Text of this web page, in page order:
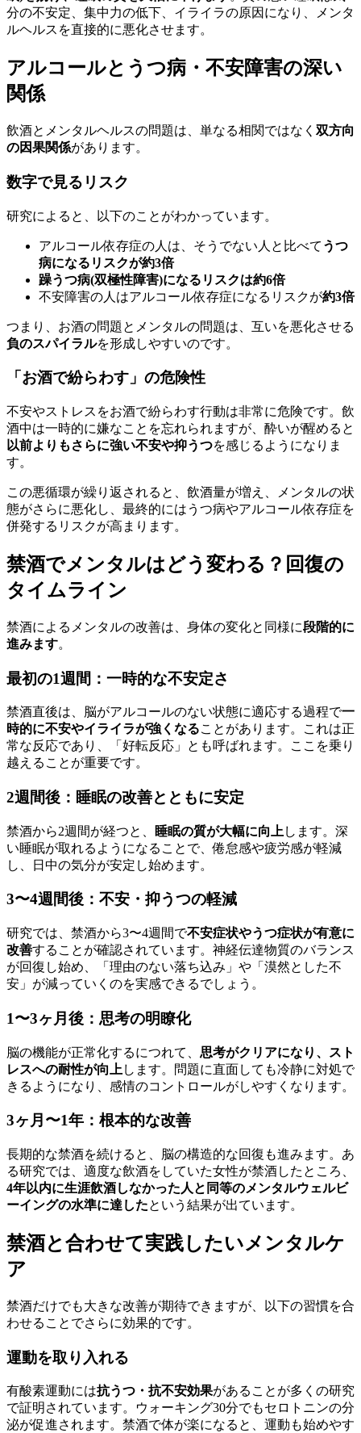
分の不安定、集中力の低下、イライラの原因になり、メンタ
ルヘルスを直接的に悪化させます。
アルコールとうつ病・不安障害の深い
関係
飲酒とメンタルヘルスの問題は、単なる相関ではなく 双方向
の因果関係があります。
数字で見るリスク
研究によると、以下のことがわかっています。
アルコール依存症の人は、そうでない人と比べて うつ
病になるリスクが約3倍
躁うつ病(双極性障害)になるリスクは約6倍
不安障害の人はアルコール依存症になるリスクが約3倍
つまり、お酒の問題とメンタルの問題は、互いを悪化させる
負のスパイラルを形成しやすいのです。
「お酒で紛らわす」の危険性
不安やストレスをお酒で紛らわす行動は非常に危険です。飲
酒中は一時的に嫌なことを忘れられますが、酔いが醒めると
以前よりもさらに強い不安や抑うつを感じるようになりま
す。
この悪循環が繰り返されると、飲酒量が増え、メンタルの状
態がさらに悪化し、最終的にはうつ病やアルコール依存症を
併発するリスクが高まります。
禁酒でメンタルはどう変わる？回復の
タイムライン
禁酒によるメンタルの改善は、身体の変化と同様に段階的に
進みます。
最初の1週間：一時的な不安定さ
禁酒直後は、脳がアルコールのない状態に適応する過程で一
時的に不安やイライラが強くなることがあります。これは正
常な反応であり、「好転反応」とも呼ばれます。ここを乗り
越えることが重要です。
2週間後：睡眠の改善とともに安定
禁酒から2週間が経つと、 睡眠の質が大幅に向上 します。深
い睡眠が取れるようになることで、倦怠感や疲労感が軽減
し、日中の気分が安定し始めます。
3〜4週間後：不安・抑うつの軽減
研究では、禁酒から3〜4週間で不安症状やうつ症状が有意に
改善することが確認されています。神経伝達物質のバランス
が回復し始め、「理由のない落ち込み」や「漠然とした不
安」が減っていくのを実感できるでしょう。
1〜3ヶ月後：思考の明瞭化
脳の機能が正常化するにつれて、 思考がクリアになり、スト
レスへの耐性が向上 します。問題に直面しても冷静に対処で
きるようになり、感情のコントロールがしやすくなります。
3ヶ月〜1年：根本的な改善
長期的な禁酒を続けると、脳の構造的な回復も進みます。あ
る研究では、適度な飲酒をしていた女性が禁酒したところ、
4年以内に生涯飲酒しなかった人と同等のメンタルウェルビ
ーイングの水準に達したという結果が出ています。
禁酒と合わせて実践したいメンタルケ
ア
禁酒だけでも大きな改善が期待できますが、以下の習慣を合
わせることでさらに効果的です。
運動を取り入れる
有酸素運動には抗うつ・抗不安効果があることが多くの研究
で証明されています。ウォーキング30分でもセロトニンの分
泌が促進されます。禁酒で体が楽になると、運動も始めやす